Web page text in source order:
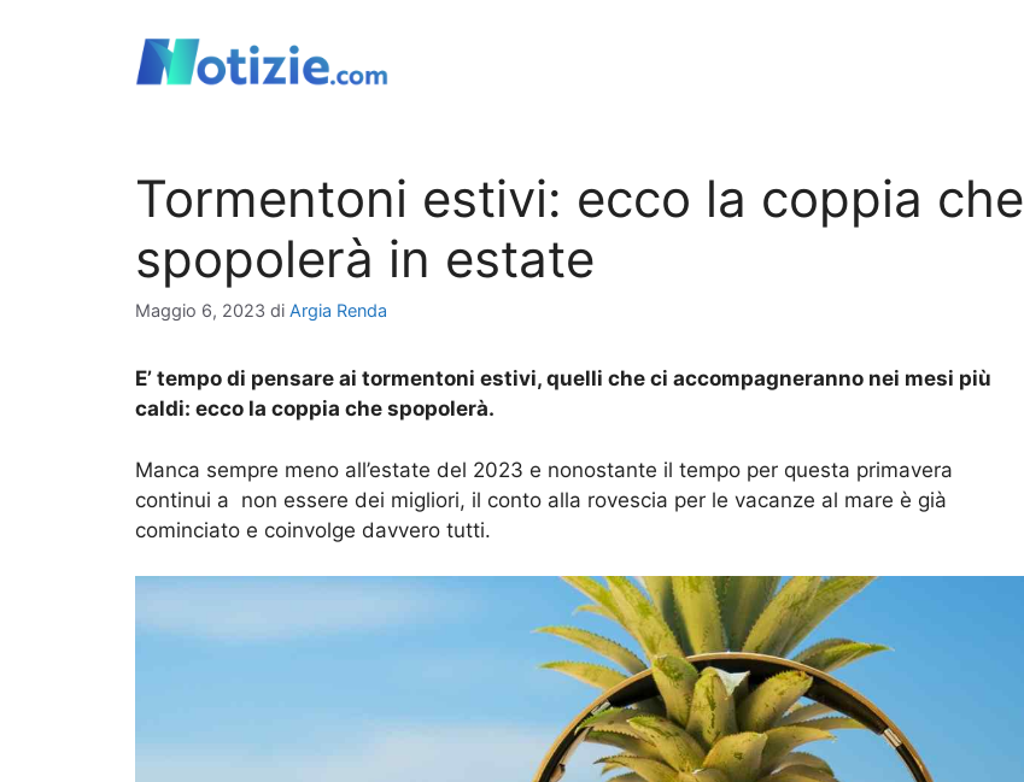
Tormentoni estivi: ecco la coppia che
spopolerà in estate
Maggio 6, 2023 di Argia Renda
E’ tempo di pensare ai tormentoni estivi, quelli che ci accompagneranno nei mesi più
caldi: ecco la coppia che spopolerà.
Manca sempre meno all’estate del 2023 e nonostante il tempo per questa primavera
continui a non essere dei migliori, il conto alla rovescia per le vacanze al mare è già
cominciato e coinvolge davvero tutti.